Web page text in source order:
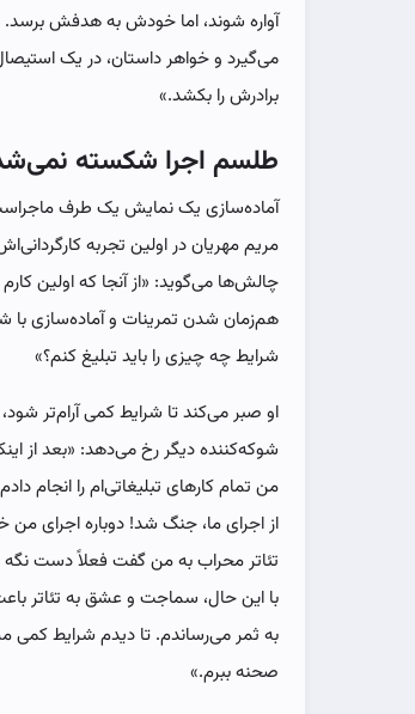
آواره شوند، اما خودش به هدفش
می‌گیرد و خواهر داستان، در یک
برادرش را بکشد.»
طلسم اجرا شکسته
آماده‌سازی یک نمایش یک طرف
مریم مهریان در اولین تجربه
چالش‌ها می‌گوید: «از آنجا که اولین
هم‌زمان شدن تمرینات و آماده‌سازی با
شرایط چه چیزی را باید تبلیغ کنم؟»
او صبر می‌کند تا شرایط کمی آرام‌تر
شوکه‌کننده دیگر رخ می‌دهد: «بعد از
من تمام کارهای تبلیغاتی‌ام را انجام
از اجرای ما، جنگ شد! دوباره اجرای
تئاتر محراب به من گفت فعلاً دست نگه
با این حال، سماجت و عشق به تئاتر
به ثمر می‌رساندم. تا دیدم شرایط کمی
صحنه ببرم.»